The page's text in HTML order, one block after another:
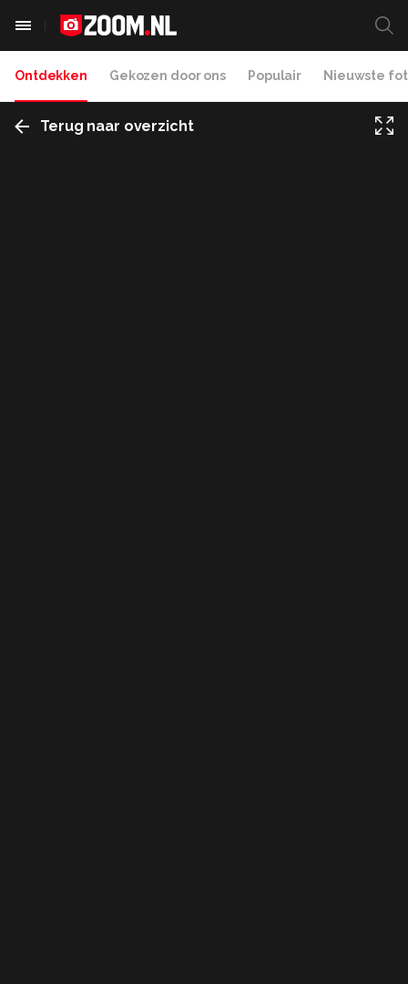
Ontdekken Gekozen door ons Populair Nieuwste
Terug naar overzicht